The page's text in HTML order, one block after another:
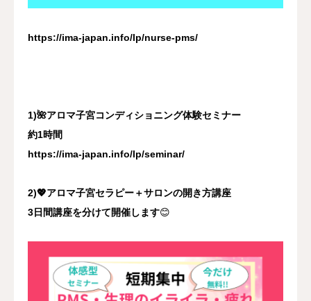
https://ima-japan.info/lp/nurse-pms/
1)🌺アロマ子宮コンディショニング体験セミナー
約1時間
https://ima-japan.info/lp/seminar/
2)💖アロマ子宮セラピー＋サロンの開き方講座
3日間講座を分けて開催します😊